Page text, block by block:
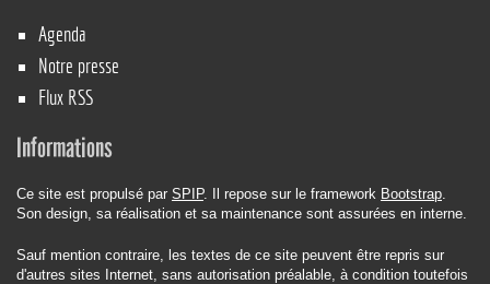
Agenda
Notre presse
Flux RSS
Informations
Ce site est propulsé par SPIP. Il repose sur le framework Bootstrap.
Son design, sa réalisation et sa maintenance sont assurées en interne.
Sauf mention contraire, les textes de ce site peuvent être repris sur
d'autres sites Internet, sans autorisation préalable, à condition toutefois